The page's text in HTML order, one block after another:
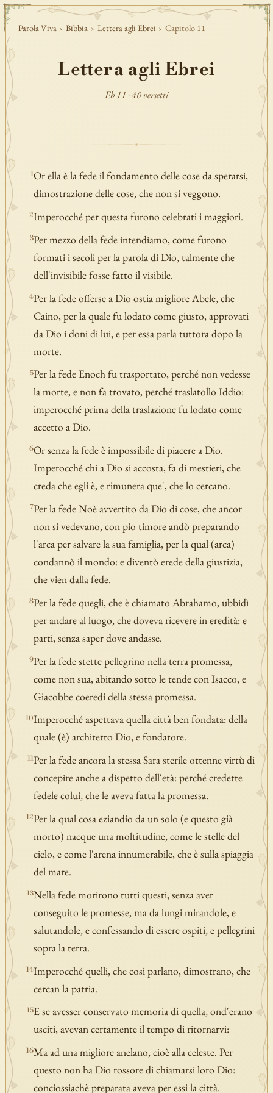
Parola Viva › Bibbia › Lettera agli Ebrei › Capitolo 11
Lettera agli Ebrei
Eb 11 · 40 versetti
1Or ella è la fede il fondamento delle cose da sperarsi,
dimostrazione delle cose, che non si veggono.
2Imperocché per questa furono celebrati i maggiori.
3Per mezzo della fede intendiamo, come furono
formati i secoli per la parola di Dio, talmente che
dell'invisibile fosse fatto il visibile.
4Per la fede offerse a Dio ostia migliore Abele, che
Caino, per la quale fu lodato come giusto, approvati
da Dio i doni di lui, e per essa parla tuttora dopo la
morte.
5Per la fede Enoch fu trasportato, perché non vedesse
la morte, e non fa trovato, perché traslatollo Iddio:
imperocché prima della traslazione fu lodato come
accetto a Dio.
6Or senza la fede è impossibile di piacere a Dio.
Imperocché chi a Dio si accosta, fa di mestieri, che
creda che egli è, e rimunera que', che lo cercano.
7Per la fede Noè avvertito da Dio di cose, che ancor
non si vedevano, con pio timore andò preparando
l'arca per salvare la sua famiglia, per la qual (arca)
condannò il mondo: e diventò erede della giustizia,
che vien dalla fede.
8Per la fede quegli, che è chiamato Abrahamo, ubbidì
per andare al luogo, che doveva ricevere in eredità: e
parti, senza saper dove andasse.
9Per la fede stette pellegrino nella terra promessa,
come non sua, abitando sotto le tende con Isacco, e
Giacobbe coeredi della stessa promessa.
10Imperocché aspettava quella città ben fondata: della
quale (è) architetto Dio, e fondatore.
11Per la fede ancora la stessa Sara sterile ottenne virtù di
concepire anche a dispetto dell'età: perché credette
fedele colui, che le aveva fatta la promessa.
12Per la qual cosa eziandio da un solo (e questo già
morto) nacque una moltitudine, come le stelle del
cielo, e come l'arena innumerabile, che è sulla spiaggia
del mare.
13Nella fede morirono tutti questi, senza aver
conseguito le promesse, ma da lungi mirandole, e
salutandole, e confessando di essere ospiti, e pellegrini
sopra la terra.
14Imperocché quelli, che così parlano, dimostrano, che
cercan la patria.
15E se avesser conservato memoria di quella, ond'erano
usciti, avevan certamente il tempo di ritornarvi:
16Ma ad una migliore anelano, cioè alla celeste. Per
questo non ha Dio rossore di chiamarsi loro Dio:
conciossiachè preparata aveva per essi la città.